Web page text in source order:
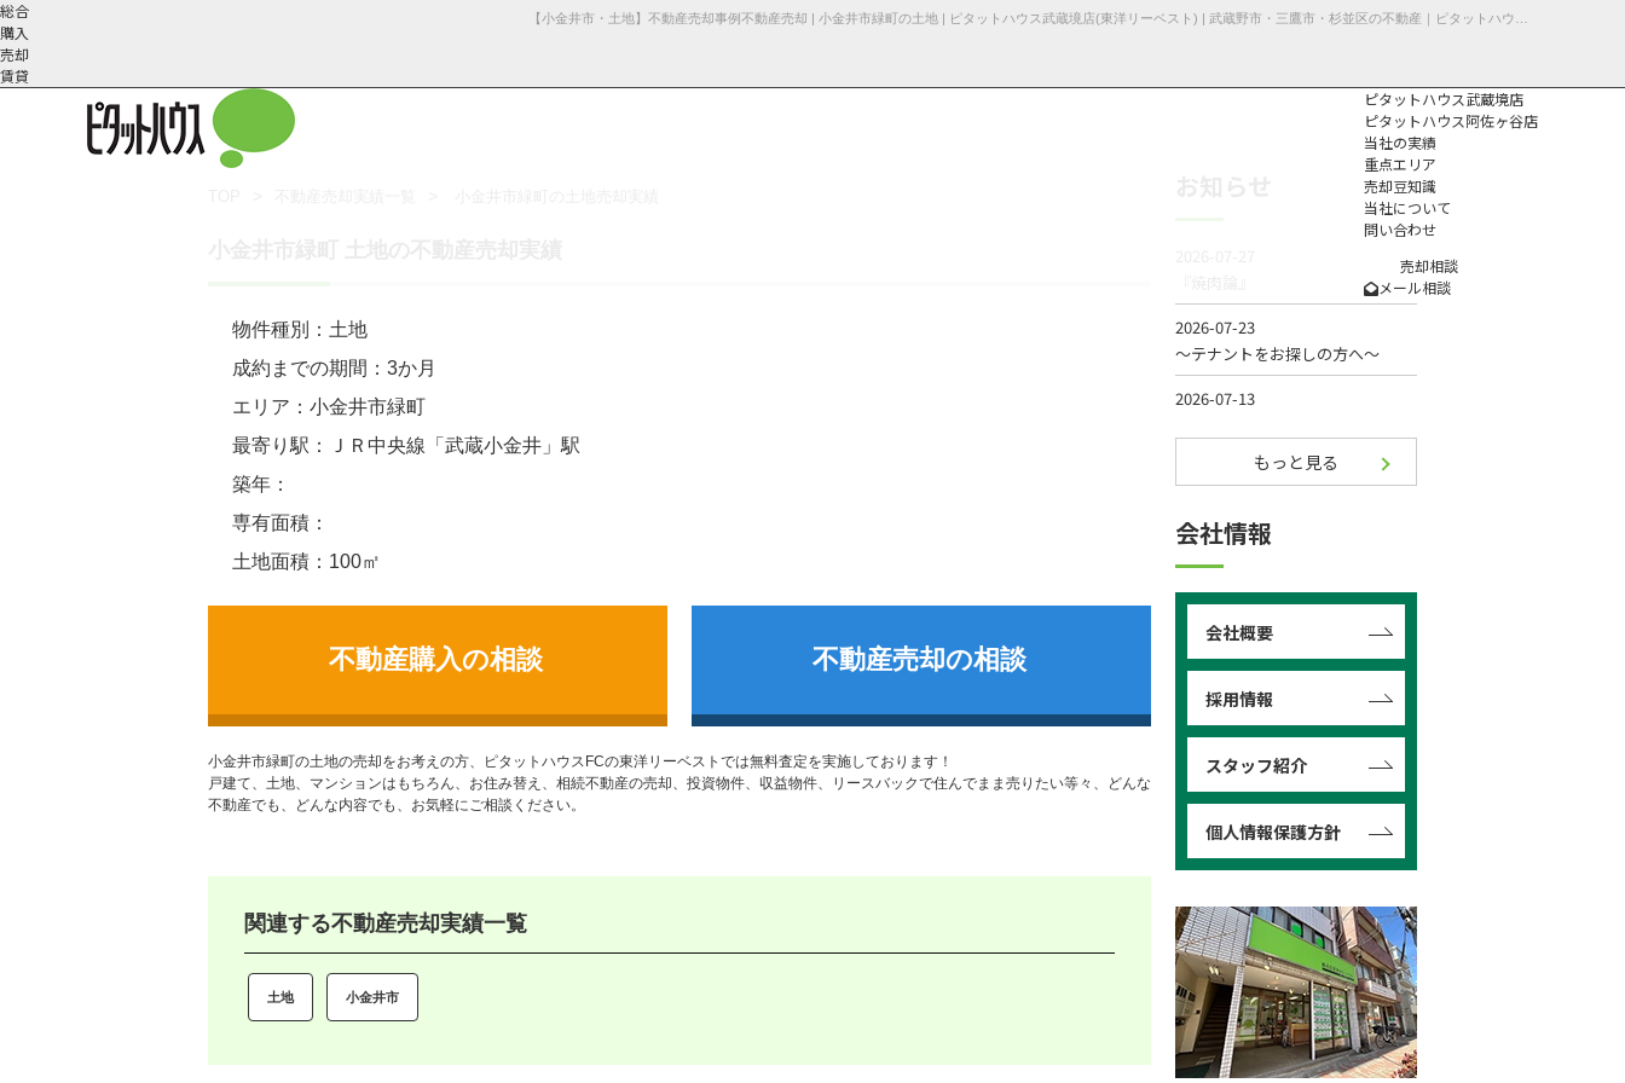
総合
購入
売却
賃貸
ピタットハウス武蔵境店
ピタットハウス阿佐ヶ谷店
当社の実績
重点エリア
売却豆知識
当社について
問い合わせ
売却相談
メール相談
物件種別：土地
成約までの期間：3か月
エリア：小金井市緑町
最寄り駅：ＪＲ中央線「武蔵小金井」駅
築年：
専有面積：
土地面積：100㎡
不動産購入の相談 不動産売却の相談
小金井市緑町の土地の売却をお考えの方、ピタットハウスFCの東洋リーベストでは無料査定を実施しております！
戸建て、土地、マンションはもちろん、お住み替え、相続不動産の売却、投資物件、収益物件、リースバックで住んでまま売りたい等々、どんな
不動産でも、どんな内容でも、お気軽にご相談ください。
関連する不動産売却実績一覧
土地 小金井市
もっと見る
会社情報
会社概要
採用情報
スタッフ紹介
個人情報保護方針